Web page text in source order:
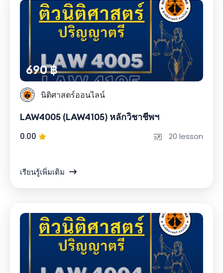
690 ฿
นิติศาสตร์ออนไลน์
LAW4005 (LAW4105) หลักวิชาชีพฯ
0.00 20 lesson
เรียนรู้เพิ่มเติม